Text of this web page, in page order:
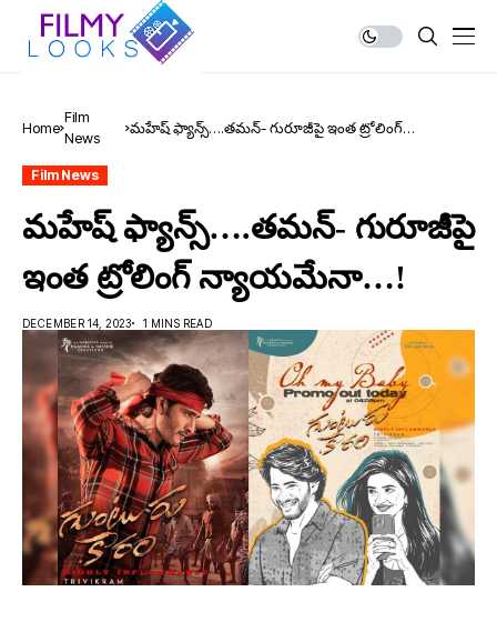
Home
Film
News
మ‌హేష్ ఫ్యాన్స్….తమన్- గురూజీపై ఇంత ట్రోలింగ్
Film News
మ‌హేష్ ఫ్యాన్స్….తమన్- గురూజీపై
ఇంత ట్రోలింగ్ న్యాయమేనా…!
DECEMBER 14, 2023 1 MINS READ